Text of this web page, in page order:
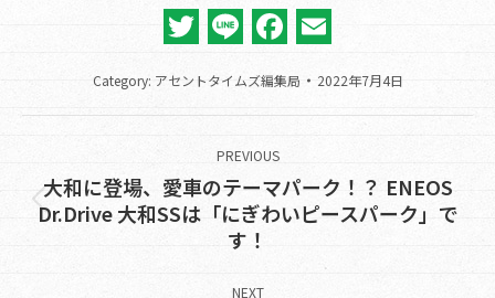
Twitter
LineFacebook
Category: アセントタイムズ編集局 2022年7月4日
PREVIOUS
Previous
post:
大和に登場、愛車のテーマパーク！？ ENEOS
Dr.Drive 大和SSは「にぎわいピースパーク」で
す！
NEXT